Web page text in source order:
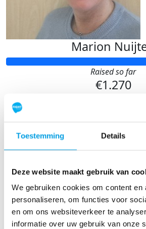
Toestemming Details
Deze website maakt gebruik van
We gebruiken cookies om content en
personaliseren, om functies voor
en om ons websiteverkeer te
informatie over uw gebruik van onze
Marion
Raised so far
€1.270